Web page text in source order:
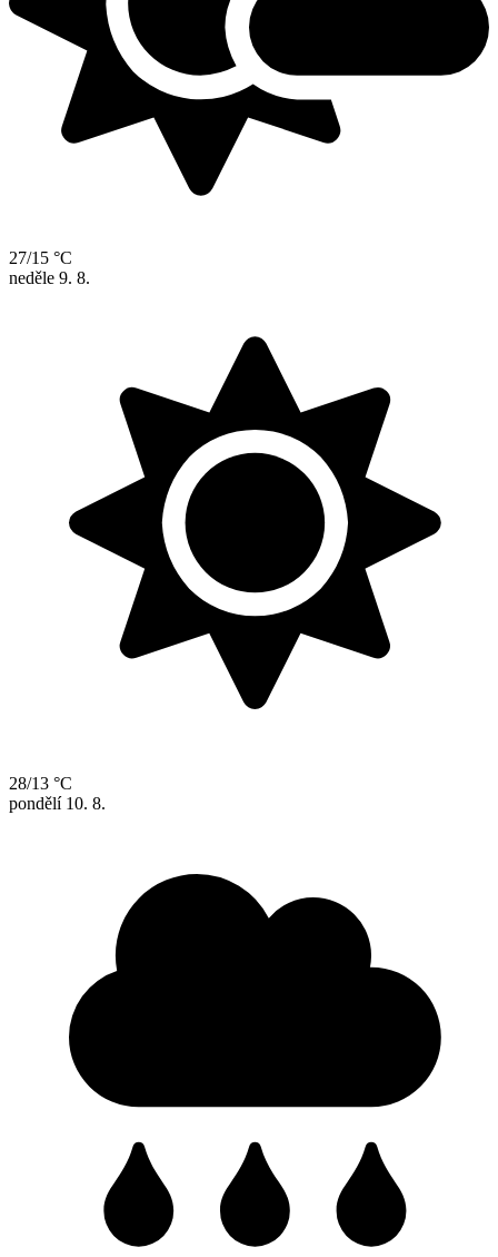
27/15 °C
neděle 9. 8.
28/13 °C
pondělí 10. 8.